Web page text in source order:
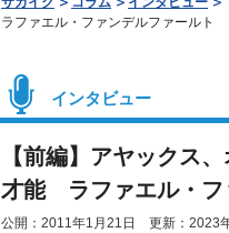
ラファエル・ファンデルファールト
インタビュー
【前編】アヤックス
才能 ラファエル・フ
公開：2011年1月21日 更新：2023